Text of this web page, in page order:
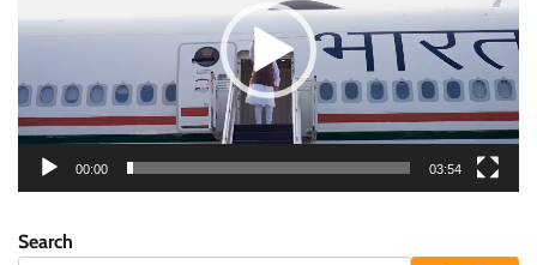
00:00 03:54
Search